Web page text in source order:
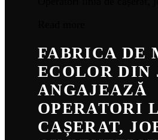
FABRICA DE
ECOLOR DIN
ANGAJEAZĂ
OPERATORI
CAȘERAT,